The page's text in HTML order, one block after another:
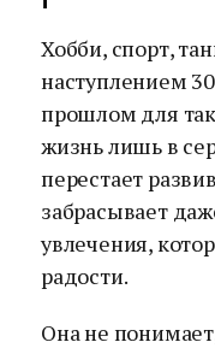
Хобби, спорт,
наступлением 30
прошлом для
жизнь лишь в
перестает
забрасывает
увлечения,
радости.
Она не